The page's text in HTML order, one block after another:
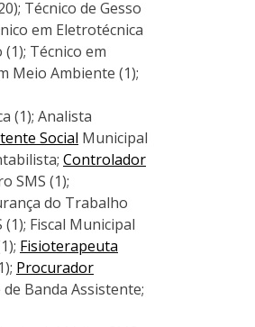
Técnico de Gesso
em Eletrotécnica
Técnico em
Meio Ambiente (1);
(1); Analista
Social Municipal
Controlador
SMS (1);
do Trabalho
(1); Fiscal Municipal
Fisioterapeuta
Procurador
Banda Assistente;